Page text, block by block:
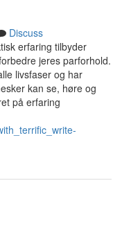
Discuss
erfaring tilbyder
jeres parforhold.
livsfaser og har
kan se, høre og
på erfaring